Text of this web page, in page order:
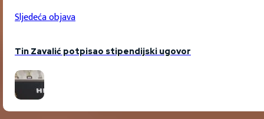
Sljedeća objava
Tin Zavalić potpisao stipendijski ugovor